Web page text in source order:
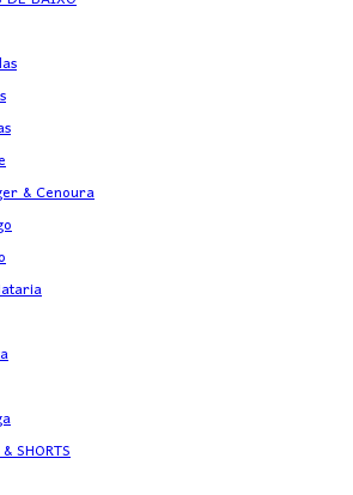
& Cenoura
SHORTS